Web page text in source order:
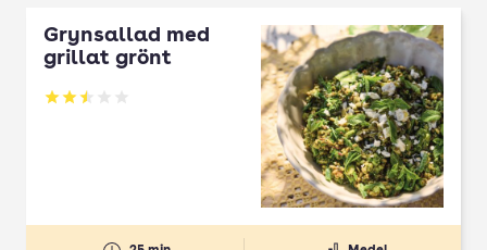
Grynsallad med
grillat grönt
Betyg: 2.5 av 5